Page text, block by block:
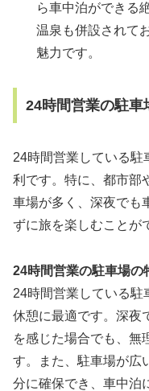
ら車中泊ができる
温泉も併設されて
魅力です。
24時間営業の駐車
24時間営業している駐
利です。特に、都市部
車場が多く、深夜でも
ずに旅を楽しむことが
24時間営業の駐車場の
24時間営業している駐
休憩に最適です。深夜
を感じた場合でも、無
す。また、駐車場が広
分に確保でき、車中泊